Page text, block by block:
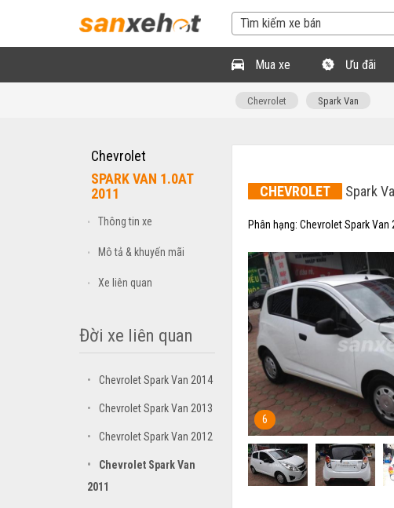
Mua xe Ưu đãi
Chevrolet Spark Van
Chevrolet
SPARK VAN 1.0AT
2011
• Thông tin xe
• Mô tả & khuyến mãi
• Xe liên quan
Đời xe liên quan
• Chevrolet Spark Van 2014
• Chevrolet Spark Van 2013
• Chevrolet Spark Van 2012
•
Chevrolet Spark Van
2011
CHEVROLET Spark
Phân hạng: Chevrolet Spark Van
6